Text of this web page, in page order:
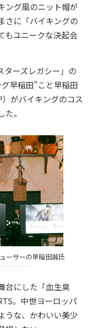
ング風のニット帽が
さに「バイキングの
もユニークな決起会
ーズレガシー」の
早稲田”こと早稲田
がバイキングのコス
。
ーサーの早稲田誠氏
台にした「血生臭
。中世ヨーロッパ
うな、かわいい美少